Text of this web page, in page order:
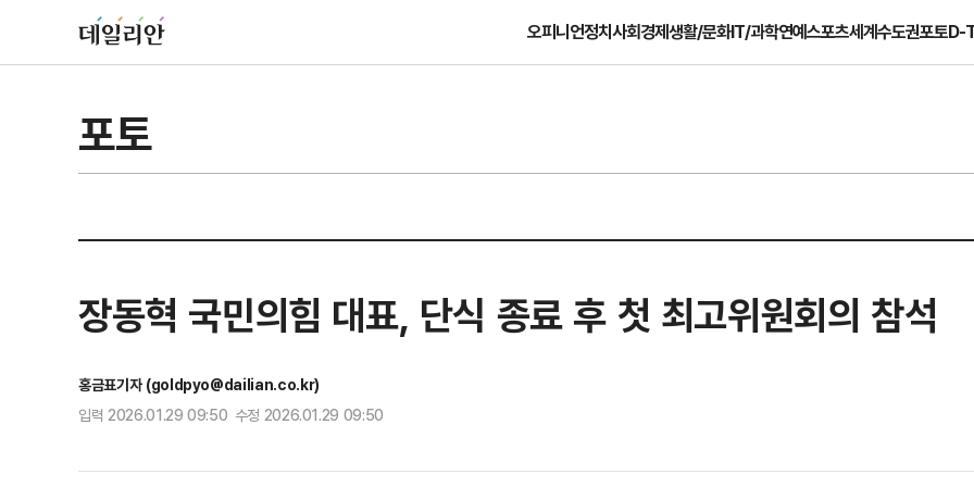
오피니언정치사회경제생활/문화IT/과학연예스포츠세계수도권포토D-
포토
장동혁 국민의힘 대표, 단식 종료 후 첫 최고위원회의 참석
홍금표기자 (goldpyo@dailian.co.kr)
입력 2026.01.29 09:50 수정 2026.01.29 09:50